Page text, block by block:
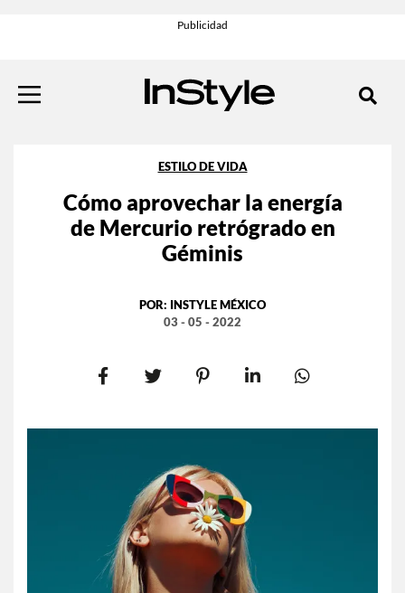
ESTILO DE VIDA
Cómo aprovechar la energía
de Mercurio retrógrado en
Géminis
POR: INSTYLE MÉXICO
03 - 05 - 2022